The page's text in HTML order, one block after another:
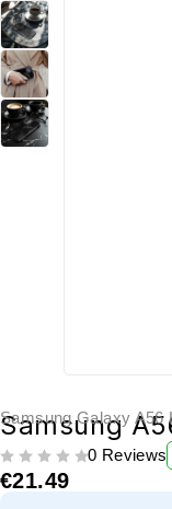
Samsung Galaxy A56
Samsung
0 Reviews
€21.49